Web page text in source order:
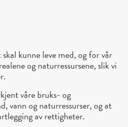
kunne leve med, og for vår
og naturressursene, slik vi
våre bruks- og
vann og naturressurser, og at
av rettigheter.